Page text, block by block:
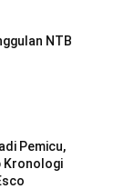
NTB
Pemicu,
Kronologi